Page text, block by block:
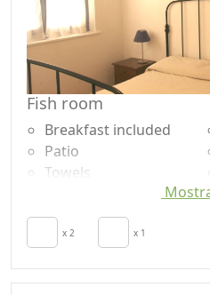
Fish room
Breakfast included
Patio
Towels
Cupboard or
Wardrobe
High chair
x 2 x 1